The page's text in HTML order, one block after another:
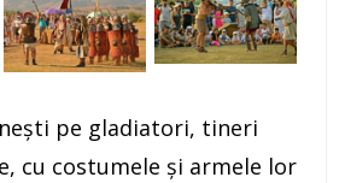
pe gladiatori, tineri
cu costumele şi armele lor